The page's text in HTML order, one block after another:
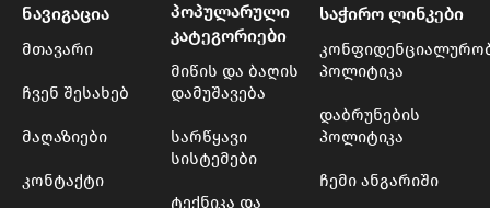
ნავიგაცია
მთავარი
ჩვენ შესახებ
მაღაზიები
კონტაქტი
პოპულარული
კატეგორიები
მიწის და ბაღის
დამუშავება
სარწყავი
სისტემები
ტექნიკა და
საჭირო ლინკები
პოლიტიკა
დაბრუნების
პოლიტიკა
ჩემი ანგარიში